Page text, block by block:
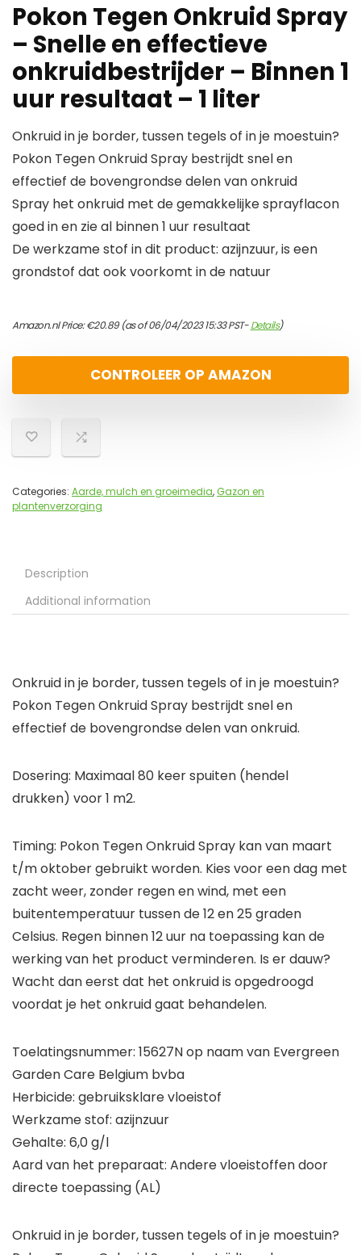
Pokon Tegen Onkruid Spray
– Snelle en effectieve
onkruidbestrijder – Binnen 1
uur resultaat – 1 liter
Onkruid in je border, tussen tegels of in je moestuin?
Pokon Tegen Onkruid Spray bestrijdt snel en
effectief de bovengrondse delen van onkruid
Spray het onkruid met de gemakkelijke sprayflacon
goed in en zie al binnen 1 uur resultaat
De werkzame stof in dit product: azijnzuur, is een
grondstof dat ook voorkomt in de natuur
Amazon.nl Price:€20.89(as of 06/04/2023 15:33 PST-Details)
CONTROLEER OP AMAZON
Categories: Aarde, mulch en groeimedia,Gazon en
plantenverzorging
Description
Additional information
Onkruid in je border, tussen tegels of in je moestuin?
Pokon Tegen Onkruid Spray bestrijdt snel en
effectief de bovengrondse delen van onkruid.
Dosering: Maximaal 80 keer spuiten (hendel
drukken) voor 1 m2.
Timing: Pokon Tegen Onkruid Spray kan van maart
t/m oktober gebruikt worden. Kies voor een dag met
zacht weer, zonder regen en wind, met een
buitentemperatuur tussen de 12 en 25 graden
Celsius. Regen binnen 12 uur na toepassing kan de
werking van het product verminderen. Is er dauw?
Wacht dan eerst dat het onkruid is opgedroogd
voordat je het onkruid gaat behandelen.
Toelatingsnummer: 15627N op naam van Evergreen
Garden Care Belgium bvba
Herbicide: gebruiksklare vloeistof
Werkzame stof: azijnzuur
Gehalte: 6,0 g/l
Aard van het preparaat: Andere vloeistoffen door
directe toepassing (AL)
Onkruid in je border, tussen tegels of in je moestuin?